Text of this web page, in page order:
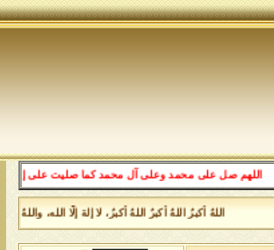
اللهم صل على محمد وعلى آل محمد كما صليت على إبراهيم
اللهُ أكبرُ اللهُ أكبرُ اللهُ أكبرُ، لا إلهَ إلَّا الله،